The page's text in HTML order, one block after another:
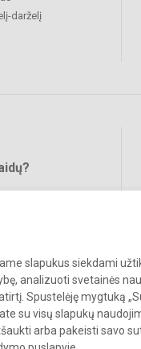
slapukus siekdami
analizuoti svetainės
Spustelėję mygtuką
su visų slapukų
arba pakeisti savo
darželį
darželis „Auksinis raktelis“.